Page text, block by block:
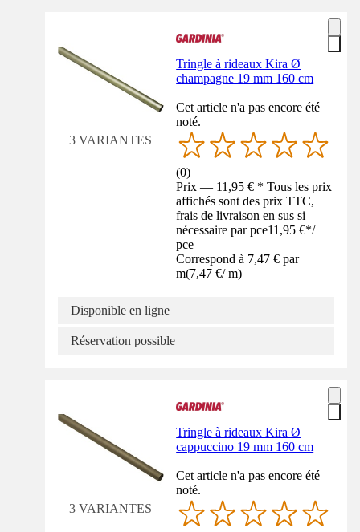
3 VARIANTES
Tringle à rideaux Kira Ø
champagne 19 mm 160 cm
Cet article n'a pas encore été
noté.
(0)
Prix — 11,95 € * Tous les prix
affichés sont des prix TTC,
frais de livraison en sus si
nécessaire par pce11,95 €*/
pce
Correspond à 7,47 € par
m(7,47 €/ m)
Disponible en ligne
Réservation possible
3 VARIANTES
Tringle à rideaux Kira Ø
cappuccino 19 mm 160 cm
Cet article n'a pas encore été
noté.